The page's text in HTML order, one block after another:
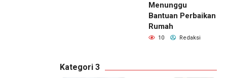
Menunggu
Bantuan Perbaikan
Rumah
10 Redaksi
Kategori 3